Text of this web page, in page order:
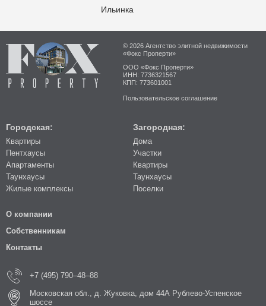
Ильинка
© 2026 Агентство элитной недвижимости
«Фокс Проперти»
ООО «Фокс Проперти»
ИНН: 7736321567
КПП: 773601001
Пользовательское соглашение
Городская:
Квартиры
Пентхаусы
Апартаменты
Таунхаусы
Жилые комплексы
Загородная:
Дома
Участки
Квартиры
Таунхаусы
Поселки
О компании
Собственникам
Контакты
+7 (495) 790–48–88
Московская обл., д. Жуковка, дом 44А Рублево-Успенское
шоссе